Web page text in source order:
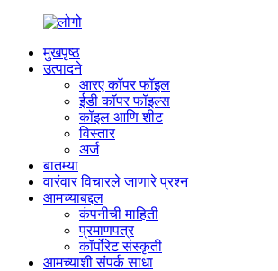
मुखपृष्ठ
उत्पादने
आरए कॉपर फॉइल
ईडी कॉपर फॉइल्स
कॉइल आणि शीट
विस्तार
अर्ज
बातम्या
वारंवार विचारले जाणारे प्रश्न
आमच्याबद्दल
कंपनीची माहिती
प्रमाणपत्र
कॉर्पोरेट संस्कृती
आमच्याशी संपर्क साधा